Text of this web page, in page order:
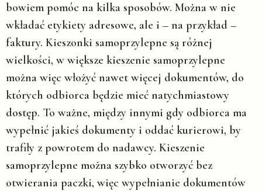
bowiem pomóc na kilka sposobów. Można w nie
wkładać etykiety adresowe, ale i – na przykład –
faktury. Kieszonki samoprzylepne są różnej
wielkości, w większe kieszenie samoprzylepne
można więc włożyć nawet więcej dokumentów, do
których odbiorca będzie mieć natychmiastowy
dostęp. To ważne, między innymi gdy odbiorca ma
wypełnić jakieś dokumenty i oddać kurierowi, by
trafiły z powrotem do nadawcy. Kieszenie
samoprzylepne można szybko otworzyć bez
otwierania paczki, więc wypełnianie dokumentów